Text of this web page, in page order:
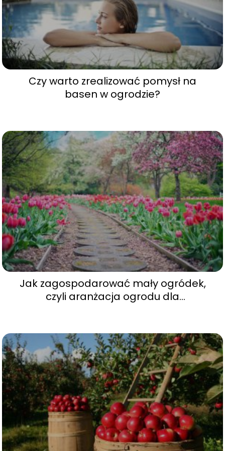
Czy warto zrealizować pomysł na
basen w ogrodzie?
Jak zagospodarować mały ogródek,
czyli aranżacja ogrodu dla